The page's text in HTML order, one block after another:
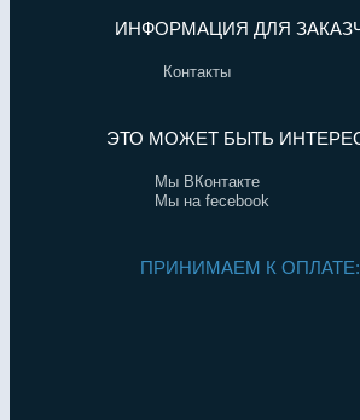
ИНФОРМАЦИЯ ДЛЯ
Контакты
ЭТО МОЖЕТ БЫТЬ
Мы ВКонтакте
Мы на fecebook
ПРИНИМАЕМ К ОПЛАТЕ: